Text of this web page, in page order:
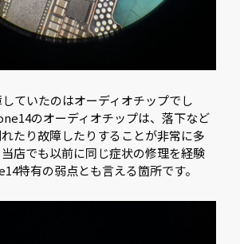
ていたのはオーディオチップでし
のオーディオチップは、落下など
たり故障したりすることが非常に多
店でも以前に同じ症状の修理を経験
特有の弱点とも言える箇所です。